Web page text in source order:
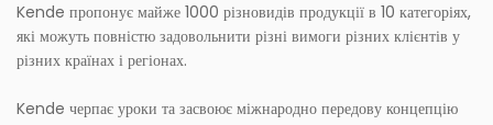
Kende пропонує майже 1000 різновидів продукції в 10 категоріях,
які можуть повністю задовольнити різні вимоги різних клієнтів у
різних країнах і регіонах.
Kende черпає уроки та засвоює міжнародно передову концепцію